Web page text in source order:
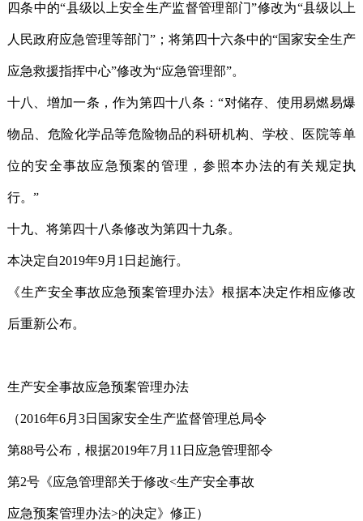
四条中的“县级以上安全生产监督管理部门”修改为“县级以上
人民政府应急管理等部门”；将第四十六条中的“国家安全生产
应急救援指挥中心”修改为“应急管理部”。
十八、增加一条，作为第四十八条：“对储存、使用易燃易爆
物品、危险化学品等危险物品的科研机构、学校、医院等单
位的安全事故应急预案的管理，参照本办法的有关规定执
行。”
十九、将第四十八条修改为第四十九条。
本决定自2019年9月1日起施行。
《生产安全事故应急预案管理办法》根据本决定作相应修改
后重新公布。
生产安全事故应急预案管理办法
（2016年6月3日国家安全生产监督管理总局令
第88号公布，根据2019年7月11日应急管理部令
第2号《应急管理部关于修改<生产安全事故
应急预案管理办法>的决定》修正）